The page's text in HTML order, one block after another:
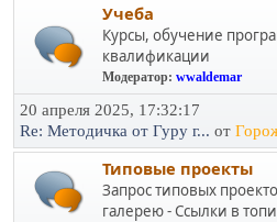
Учеба
Курсы, обучение
квалификации
Модератор: wwaldemar
20 апреля 2025, 17:32:17
Re: Методичка от Гуру г... от
Типовые проекты
Запрос типовых
галерею - Ссылки в